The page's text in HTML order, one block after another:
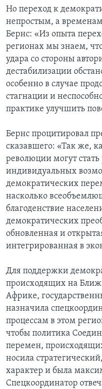
Но переход к
непростым, а
Бернс: «Из опыта
регионах мы знаем,
удара со стороны
дестабилизации
особенно в случае
стагнации и
практике улучшить
Бернс процитировал
сказавшего: «Так же,
революции могут стать
индивидуальных
демократических
насколько
благоденствие
демократических
обновленная и
интегрированная в
Для поддержки
происходящих на
Африке,
назначила
процессам в этом
чтобы политика
перемен,
носила
характер и была
Спецкоординатор